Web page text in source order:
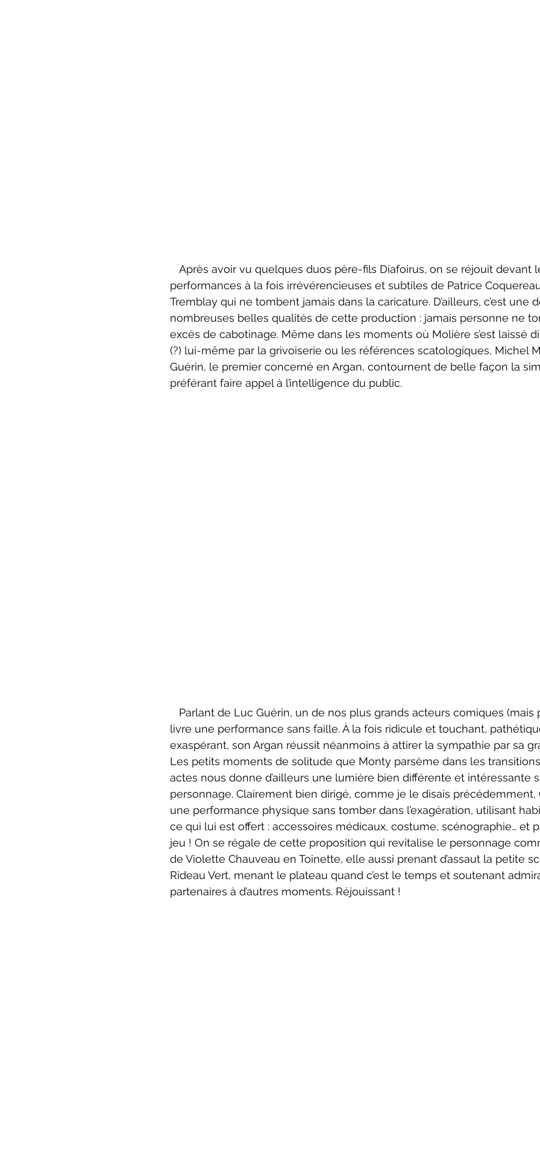
performances à la fois irrévérencieuses et subtiles de Patrice
Tremblay qui ne tombent jamais dans la caricature. D’ailleurs, c’est une
nombreuses belles qualités de cette production : jamais personne ne
excès de cabotinage. Même dans les moments où Molière s’est laissé
(?) lui-même par la grivoiserie ou les références scatologiques, Michel
Guérin, le premier concerné en Argan, contournent de belle façon la
préférant faire appel à l’intelligence du public.
livre une performance sans faille. À la fois ridicule et touchant,
exaspérant, son Argan réussit néanmoins à attirer la sympathie par sa
Les petits moments de solitude que Monty parsème dans les
actes nous donne d’ailleurs une lumière bien différente et intéressante
personnage. Clairement bien dirigé, comme je le disais précédemment,
une performance physique sans tomber dans l’exagération, utilisant
ce qui lui est offert : accessoires médicaux, costume, scénographie… et
jeu ! On se régale de cette proposition qui revitalise le personnage
de Violette Chauveau en Toinette, elle aussi prenant d’assaut la petite
Rideau Vert, menant le plateau quand c’est le temps et soutenant
partenaires à d’autres moments. Réjouissant !